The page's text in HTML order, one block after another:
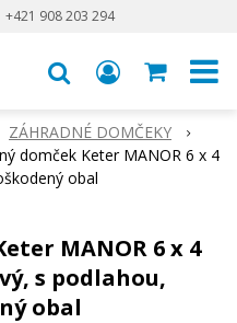
+421 908 203 294
ZÁHRADNÉ DOMČEKY
domček Keter MANOR 6 x 4
obal
MANOR 6 x 4
s podlahou,
obal